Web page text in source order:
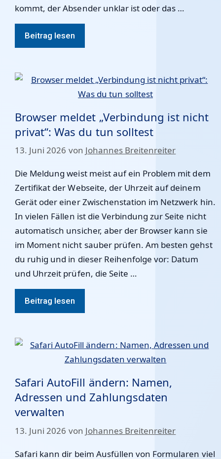
kommt, der Absender unklar ist oder das …
Beitrag lesen
Browser meldet „Verbindung ist nicht
privat“: Was du tun solltest
13. Juni 2026 von Johannes Breitenreiter
Die Meldung weist meist auf ein Problem mit dem
Zertifikat der Webseite, der Uhrzeit auf deinem
Gerät oder einer Zwischenstation im Netzwerk hin.
In vielen Fällen ist die Verbindung zur Seite nicht
automatisch unsicher, aber der Browser kann sie
im Moment nicht sauber prüfen. Am besten gehst
du ruhig und in dieser Reihenfolge vor: Datum
und Uhrzeit prüfen, die Seite …
Beitrag lesen
Safari AutoFill ändern: Namen,
Adressen und Zahlungsdaten
verwalten
13. Juni 2026 von Johannes Breitenreiter
Safari kann dir beim Ausfüllen von Formularen viel